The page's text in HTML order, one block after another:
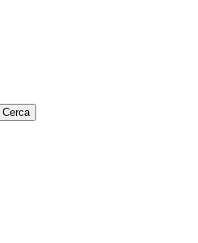
Cerca